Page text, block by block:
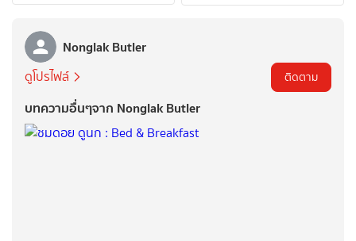
Nonglak Butler
ดูโปรไฟล์ ติดตาม
บทความอื่นๆจาก Nonglak Butler